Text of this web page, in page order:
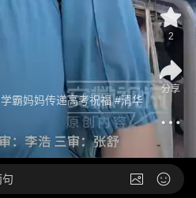
霸妈妈传递高考祝福 #清华
2
分享